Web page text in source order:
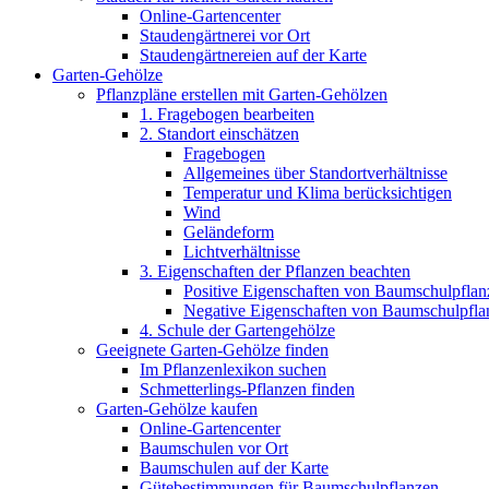
Online-Gartencenter
Staudengärtnerei vor Ort
Staudengärtnereien auf der Karte
Garten-Gehölze
Pflanzpläne erstellen mit Garten-Gehölzen
1. Fragebogen bearbeiten
2. Standort einschätzen
Fragebogen
Allgemeines über Standortverhältnisse
Temperatur und Klima berücksichtigen
Wind
Geländeform
Lichtverhältnisse
3. Eigenschaften der Pflanzen beachten
Positive Eigenschaften von
Negative Eigenschaften von
4. Schule der Gartengehölze
Geeignete Garten-Gehölze finden
Im Pflanzenlexikon suchen
Schmetterlings-Pflanzen finden
Garten-Gehölze kaufen
Online-Gartencenter
Baumschulen vor Ort
Baumschulen auf der Karte